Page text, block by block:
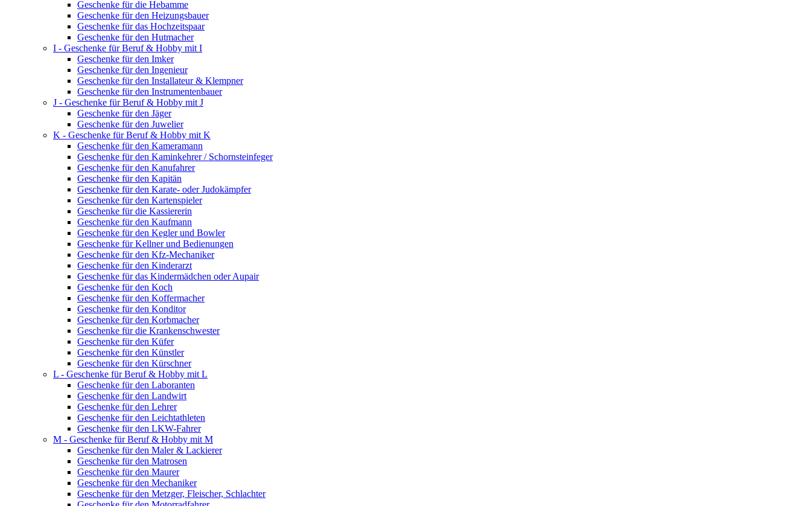
Geschenke für die Hebamme
Geschenke für den Heizungsbauer
Geschenke für das Hochzeitspaar
Geschenke für den Hutmacher
I - Geschenke für Beruf & Hobby mit I
Geschenke für den Imker
Geschenke für den Ingenieur
Geschenke für den Installateur & Klempner
Geschenke für den Instrumentenbauer
J - Geschenke für Beruf & Hobby mit J
Geschenke für den Jäger
Geschenke für den Juwelier
K - Geschenke für Beruf & Hobby mit K
Geschenke für den Kameramann
Geschenke für den Kaminkehrer / Schornsteinfeger
Geschenke für den Kanufahrer
Geschenke für den Kapitän
Geschenke für den Karate- oder Judokämpfer
Geschenke für den Kartenspieler
Geschenke für die Kassiererin
Geschenke für den Kaufmann
Geschenke für den Kegler und Bowler
Geschenke für Kellner und Bedienungen
Geschenke für den Kfz-Mechaniker
Geschenke für den Kinderarzt
Geschenke für das Kindermädchen oder Aupair
Geschenke für den Koch
Geschenke für den Koffermacher
Geschenke für den Konditor
Geschenke für den Korbmacher
Geschenke für die Krankenschwester
Geschenke für den Küfer
Geschenke für den Künstler
Geschenke für den Kürschner
L - Geschenke für Beruf & Hobby mit L
Geschenke für den Laboranten
Geschenke für den Landwirt
Geschenke für den Lehrer
Geschenke für den Leichtathleten
Geschenke für den LKW-Fahrer
M - Geschenke für Beruf & Hobby mit M
Geschenke für den Maler & Lackierer
Geschenke für den Matrosen
Geschenke für den Maurer
Geschenke für den Mechaniker
Geschenke für den Metzger, Fleischer, Schlachter